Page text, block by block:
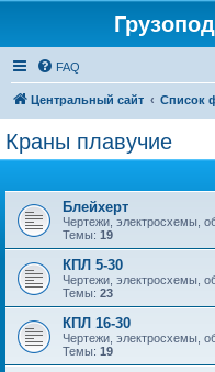
FAQ
Центральный сайт Список
Краны плавучие
Блейхерт
Чертежи, электросхемы,
Темы: 19
КПЛ 5-30
Чертежи, электросхемы,
Темы: 23
КПЛ 16-30
Чертежи, электросхемы,
Темы: 19